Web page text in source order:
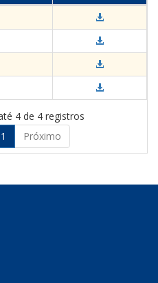
4 de 4 registros
1 Próximo